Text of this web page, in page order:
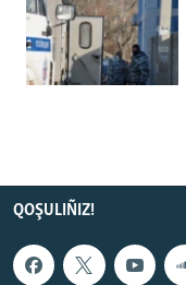
QOŞULIÑIZ!